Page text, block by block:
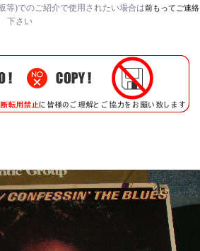
等)でのご紹介で使用されたい場合は前もってご連絡
下さい